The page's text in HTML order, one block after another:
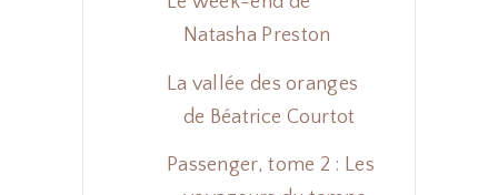
Natasha Preston
La vallée des oranges
de Béatrice Courtot
Passenger, tome 2 : Les